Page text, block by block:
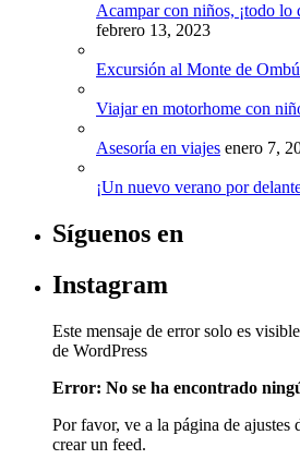
Acampar con niños, ¡todo lo
febrero 13, 2023
Excursión al Monte de
Viajar en motorhome con
Asesoría en viajes enero 7,
¡Un nuevo verano por
Síguenos en
Instagram
Este mensaje de error solo es
de WordPress
Error: No se ha encontrado
Por favor, ve a la página de ajustes
crear un feed.